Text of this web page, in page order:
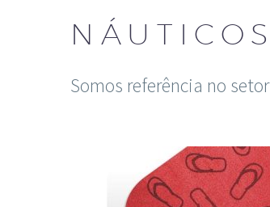
NÁUTICOS
Somos referência no setor